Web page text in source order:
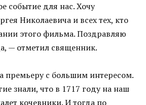
событие для нас. Хочу
Николаевича и всех тех, кто
этого фильма. Поздравляю
— отметил священник.
премьеру с большим интересом.
знали, что в 1717 году на наш
кочевники. И тогда по